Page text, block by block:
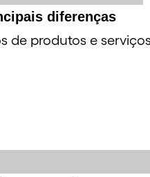
diferenças
de produtos e